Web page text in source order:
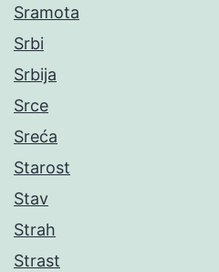
Sramota
Srbi
Srbija
Srce
Sreća
Starost
Stav
Strah
Strast